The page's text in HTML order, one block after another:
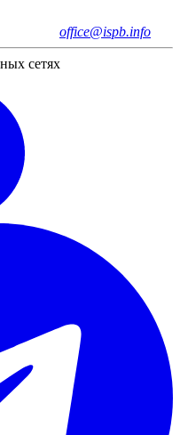
office@ispb.info
сетях